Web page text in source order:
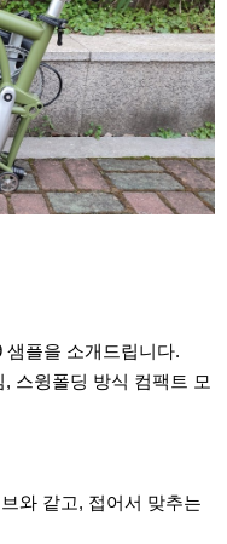
샘플을 소개드립니다.
스윙폴딩 방식 컴팩트 모
와 같고, 접어서 맞추는